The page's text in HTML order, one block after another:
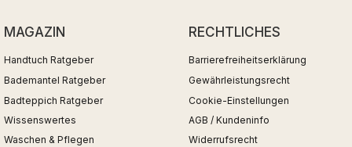
MAGAZIN
Handtuch Ratgeber
Bademantel Ratgeber
Badteppich Ratgeber
Wissenswertes
Waschen & Pflegen
RECHTLICHES
Barrierefreiheitserklärung
Gewährleistungsrecht
Cookie-Einstellungen
AGB / Kundeninfo
Widerrufsrecht